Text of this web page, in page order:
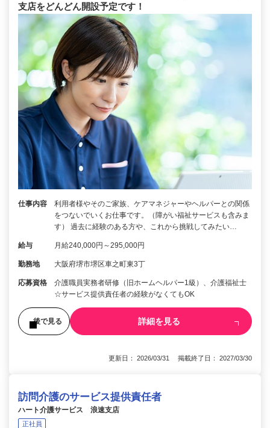
支店をどんどん開設予定です！
仕事内容
利用者様やそのご家族、ケアマネジャーやヘルパーとの関係
をつないでいくお仕事です。（障がい福祉サービスも含みま
す） 過去に経験のある方や、これから挑戦してみたい…
給与 月給240,000円～295,000円
勤務地 大阪府堺市堺区車之町東3丁
応募資格
介護職員実務者研修（旧ホームヘルパー1級）、介護福祉士
☆サービス提供責任者の経験がなくてもOK
後で見る 詳細を見る
更新日： 2026/03/31 掲載終了日： 2027/03/30
訪問介護のサービス提供責任者
ハート介護サービス 浪速支店
正社員